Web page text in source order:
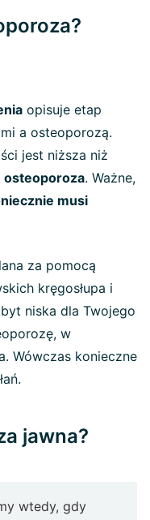
opisuje etap
a osteoporozą.
jest niższa niż
osteoporoza. Ważne,
musi
za pomocą
kręgosłupa i
niska dla Twojego
w
Wówczas konieczne
jawna?
wtedy, gdy